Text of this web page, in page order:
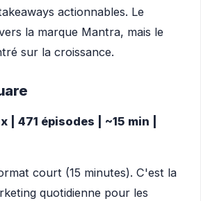
actionnables. Le
la marque Mantra, mais le
sur la croissance.
| 471 épisodes | ~15 min |
court (15 minutes). C'est la
quotidienne pour les